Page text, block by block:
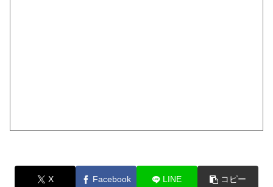
X Facebook LINE コピー